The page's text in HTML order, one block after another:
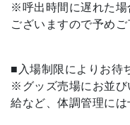
※呼出時間に遅れた場
ございますので予めご
■入場制限によりお待
※グッズ売場にお並び
給など、体調管理には